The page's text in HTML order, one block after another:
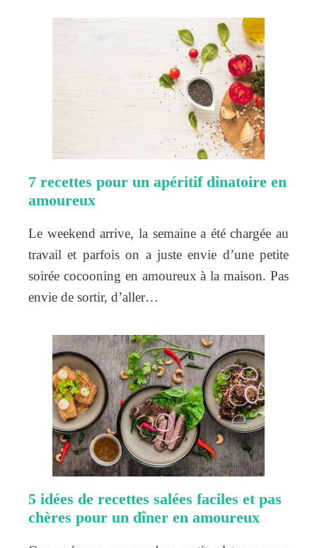
7 recettes pour un apéritif dinatoire en
amoureux
Le weekend arrive, la semaine a été chargée au
travail et parfois on a juste envie d’une petite
soirée cocooning en amoureux à la maison. Pas
envie de sortir, d’aller…
5 idées de recettes salées faciles et pas
chères pour un dîner en amoureux